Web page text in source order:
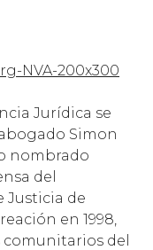
Jurídica se
Simon
nombrado
del
Justicia de
en 1998,
comunitarios del